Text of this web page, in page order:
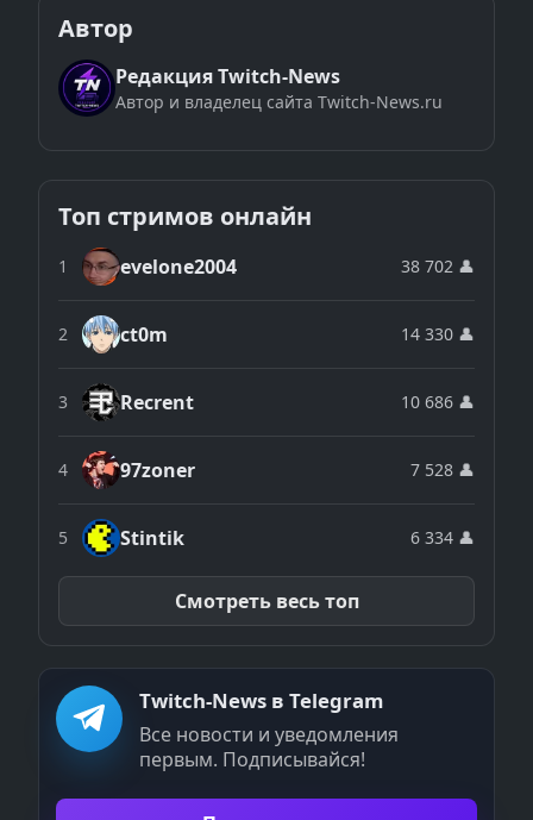
Автор
Редакция Twitch-News
Автор и владелец сайта Twitch-News.ru
Топ стримов онлайн
1 evelone2004 38 702 👤
2 ct0m 14 330 👤
3 Recrent 10 686 👤
4 97zoner 7 528 👤
5 Stintik 6 334 👤
Смотреть весь топ
Twitch-News в Telegram
Все новости и уведомления
первым. Подписывайся!